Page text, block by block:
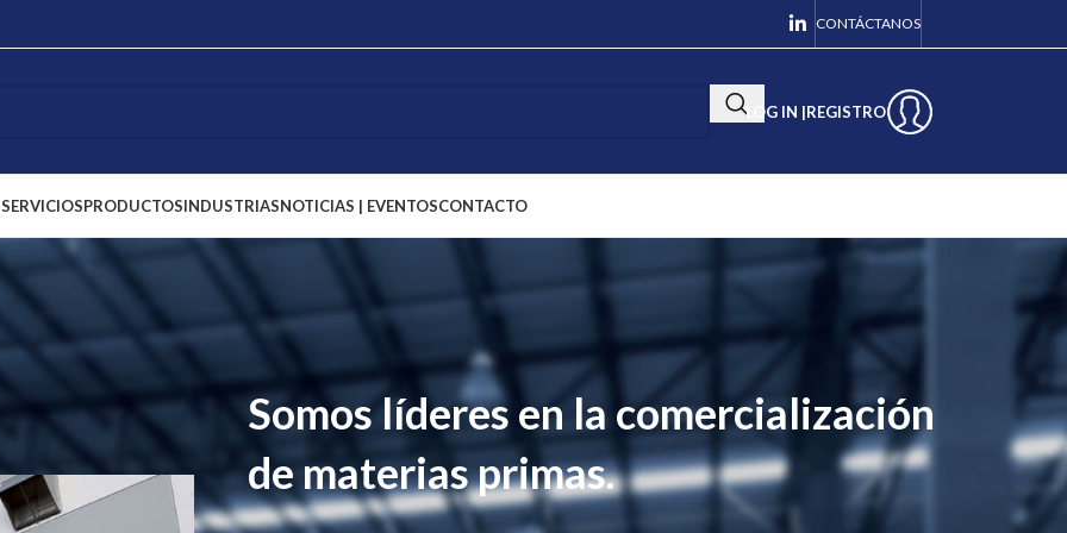
CONTÁCTANOS
LOG IN |REGISTRO
SERVICIOSPRODUCTOSINDUSTRIASNOTICIAS | EVENTOSCONTACTO
Somos líderes en la comercialización
de materias primas.